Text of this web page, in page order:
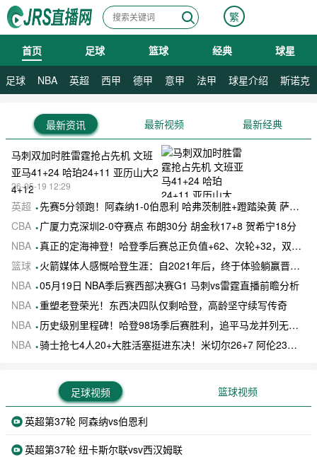
繁
首页 足球 篮球 经典 球星
足球 NBA 英超 西甲 德甲 意甲 法甲 球星介绍 斯诺克
最新资讯 最新视频 最新经典
马刺双加时胜雷霆抢占先机 文班
亚马41+24 哈珀24+11 亚历山大2
4+12
26-05-19 12:29
英超
先赛5分领跑！阿森纳1-0伯恩利 哈弗茨制胜+蹬踏染黄 萨卡献助攻
CBA
广厦力克深圳2-0夺赛点 布朗30分 胡金秋17+8 贺希宁18分
NBA 真正的定海神登！哈登季后赛总正负值+62、次轮+32，双数据领跑骑士全队
篮球
火箭媒体人感慨哈登生涯：自2021年后，终于体验躺赢晋级滋味
NBA 05月19日 NBA季后赛西部决赛G1 马刺vs雷霆直播前瞻分析
NBA 重塑老登荣光！东西决四队仅剩哈登，高龄坚守续写传奇
NBA
历史级别里程碑！哈登98场季后赛胜利，追平马龙并列无冠球员历史第一
NBA 骑士抢七4人20+大胜活塞挺进东决！米切尔26+7 阿伦23分 梅里尔23分 詹金斯17分
足球视频 篮球视频
英超第37轮 阿森纳vs伯恩利
英超第37轮 纽卡斯尔联vsv西汉姆联
08月09日 星期日